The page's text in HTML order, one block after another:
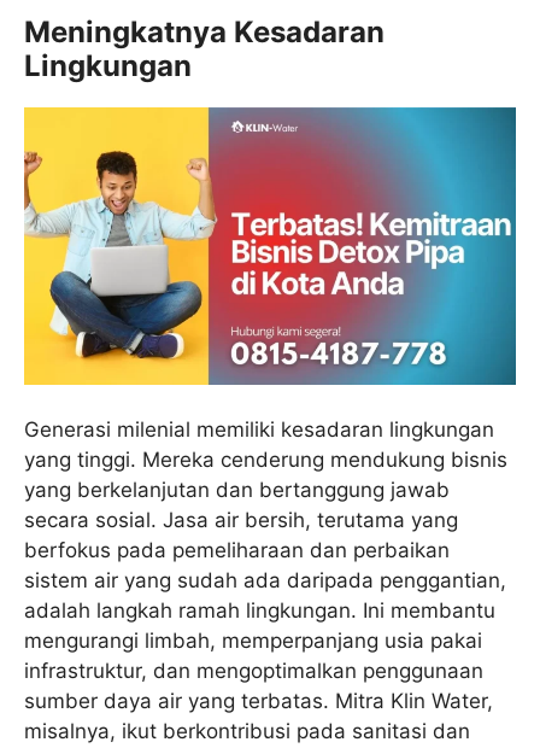
Meningkatnya Kesadaran
Lingkungan
Generasi milenial memiliki kesadaran lingkungan
yang tinggi. Mereka cenderung mendukung bisnis
yang berkelanjutan dan bertanggung jawab
secara sosial. Jasa air bersih, terutama yang
berfokus pada pemeliharaan dan perbaikan
sistem air yang sudah ada daripada penggantian,
adalah langkah ramah lingkungan. Ini membantu
mengurangi limbah, memperpanjang usia pakai
infrastruktur, dan mengoptimalkan penggunaan
sumber daya air yang terbatas. Mitra Klin Water,
misalnya, ikut berkontribusi pada sanitasi dan